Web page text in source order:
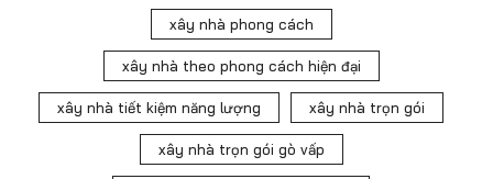
xây nhà phong cách
xây nhà theo phong cách hiện đại
xây nhà tiết kiệm năng lượng xây nhà trọn gói
xây nhà trọn gói gò vấp